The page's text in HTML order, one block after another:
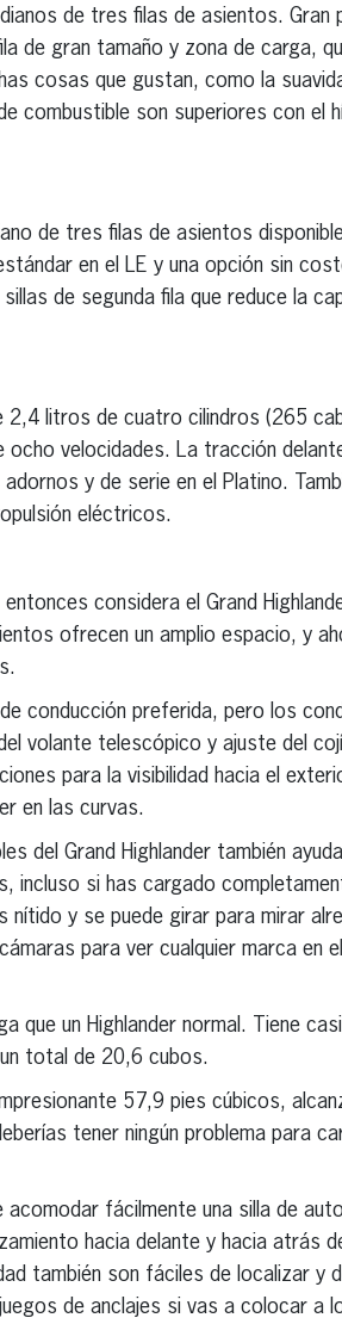
de tres filas de asientos.
de gran tamaño y zona de carga,
cosas que gustan, como la
combustible son superiores con el
de tres filas de asientos
en el LE y una opción sin
de segunda fila que reduce la
2,4 litros de cuatro cilindros (265
velocidades. La tracción
y de serie en el Platino.
eléctricos.
considera el Grand
ofrecen un amplio espacio, y
conducción preferida, pero los
volante telescópico y ajuste del
para la visibilidad hacia el
en las curvas.
del Grand Highlander también
si has cargado
y se puede girar para mirar
para ver cualquier marca en
que un Highlander normal. Tiene
total de 20,6 cubos.
57,9 pies cúbicos,
tener ningún problema para
acomodar fácilmente una silla de
hacia delante y hacia atrás
también son fáciles de localizar y
de anclajes si vas a colocar a